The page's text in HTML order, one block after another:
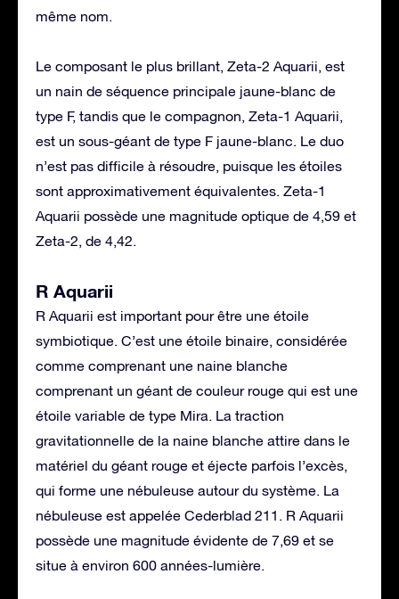
même nom.
Le composant le plus brillant, Zeta-2 Aquarii, est
un nain de séquence principale jaune-blanc de
type F, tandis que le compagnon, Zeta-1 Aquarii,
est un sous-géant de type F jaune-blanc. Le duo
n’est pas difficile à résoudre, puisque les étoiles
sont approximativement équivalentes. Zeta-1
Aquarii possède une magnitude optique de 4,59 et
Zeta-2, de 4,42.
R Aquarii
R Aquarii est important pour être une étoile
symbiotique. C’est une étoile binaire, considérée
comme comprenant une naine blanche
comprenant un géant de couleur rouge qui est une
étoile variable de type Mira. La traction
gravitationnelle de la naine blanche attire dans le
matériel du géant rouge et éjecte parfois l’excès,
qui forme une nébuleuse autour du système. La
nébuleuse est appelée Cederblad 211. R Aquarii
possède une magnitude évidente de 7,69 et se
situe à environ 600 années-lumière.